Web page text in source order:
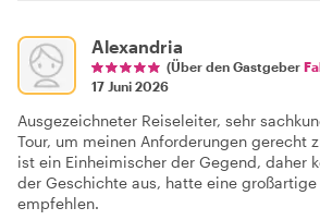
Alexandria
(Über den Gastgeber
17 Juni 2026
Ausgezeichneter Reiseleiter, sehr
Tour, um meinen Anforderungen gerecht
ist ein Einheimischer der Gegend, daher
der Geschichte aus, hatte eine großartige
empfehlen.